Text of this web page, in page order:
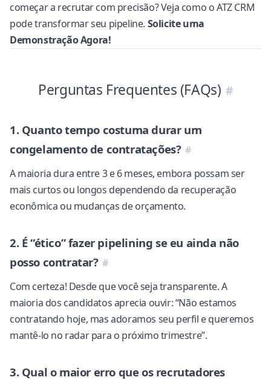
começar a recrutar com precisão? Veja como o ATZ CRM
pode transformar seu pipeline. Solicite uma
Demonstração Agora!
Perguntas Frequentes (FAQs)
1. Quanto tempo costuma durar um
congelamento de contratações?
A maioria dura entre 3 e 6 meses, embora possam ser
mais curtos ou longos dependendo da recuperação
econômica ou mudanças de orçamento.
2. É “ético” fazer pipelining se eu ainda não
posso contratar?
Com certeza! Desde que você seja transparente. A
maioria dos candidatos aprecia ouvir: “Não estamos
contratando hoje, mas adoramos seu perfil e queremos
mantê-lo no radar para o próximo trimestre”.
3. Qual o maior erro que os recrutadores